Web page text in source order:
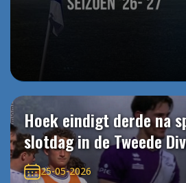
Hoek eindigt derde na
slotdag in de Tweede
25-05-2026